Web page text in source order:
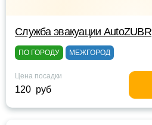
Служба эвакуации AutoZUBR
ПО ГОРОДУ МЕЖГОРОД
Цена посадки
120 руб